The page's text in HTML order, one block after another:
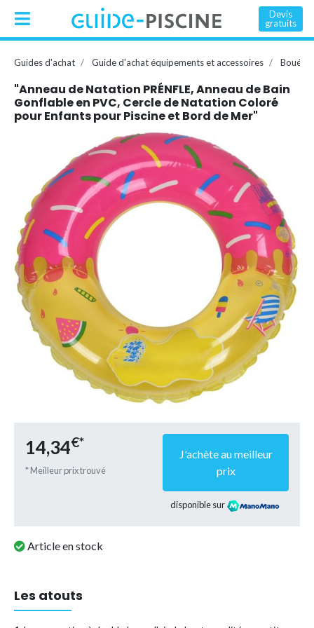
Devis
gratuits
Guides d'achat Guide d'achat équipements et accessoires Bouée,
"Anneau de Natation PRÉNFLE, Anneau de Bain
Gonflable en PVC, Cercle de Natation Coloré
pour Enfants pour Piscine et Bord de Mer"
14,34€*
* Meilleur prix trouvé
J'achète au meilleur
prix
disponible sur
Article en stock
Les atouts